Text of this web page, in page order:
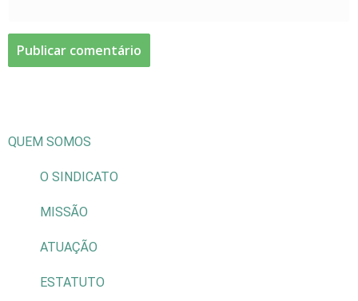
QUEM SOMOS
O SINDICATO
MISSÃO
ATUAÇÃO
ESTATUTO